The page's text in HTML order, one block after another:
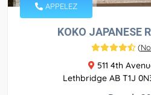
APPELEZ
KOKO JAPANESE
(
511 4th
Lethbridge AB T1J